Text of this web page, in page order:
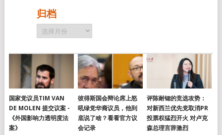
归档
归
档
国家党议员TIM VAN
DE MOLEN 提交议案 -
《外国影响力透明度法
案》
彼得斯国会辩论席上怒
吼绿党华裔议员，他到
底说了啥？看看官方议
会记录
评陈耐锶的竞选攻势：
对新西兰优先党取消PR
投票权猛烈开火 对卢克
森总理言辞激烈